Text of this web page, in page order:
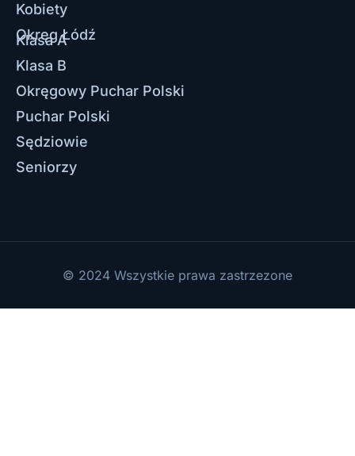
Kobiety
Okręg Łódź
Klasa A
Klasa B
Okręgowy Puchar Polski
Puchar Polski
Sędziowie
Seniorzy
© 2024 Wszystkie prawa zastrzezone